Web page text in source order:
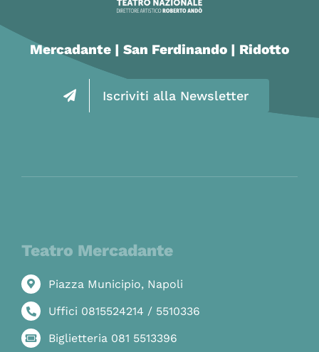
Mercadante | San Ferdinando | Ridotto
Iscriviti alla Newsletter
Teatro Mercadante
Piazza Municipio, Napoli
Uffici 0815524214 / 5510336
Biglietteria 081 5513396